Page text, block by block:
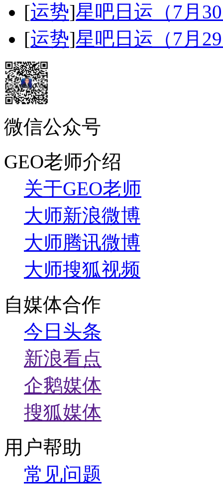
[运势]星吧日运（7月
[运势]星吧日运（7月
微信公众号
GEO老师介绍
关于GEO老师
大师新浪微博
大师腾讯微博
大师搜狐视频
自媒体合作
今日头条
新浪看点
企鹅媒体
搜狐媒体
用户帮助
常见问题